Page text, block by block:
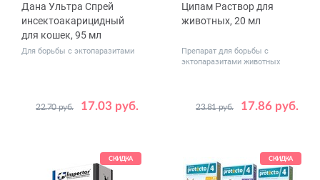
Дана Ультра Спрей
инсектоакарицидный
для кошек, 95 мл
Для борьбы с эктопаразитами
17.03 руб.
22.70 руб.
Ципам Раствор для
животных, 20 мл
Препарат для борьбы с
эктопаразитами животных
17.86 руб.
23.81 руб.
СКИДКА СКИДКА